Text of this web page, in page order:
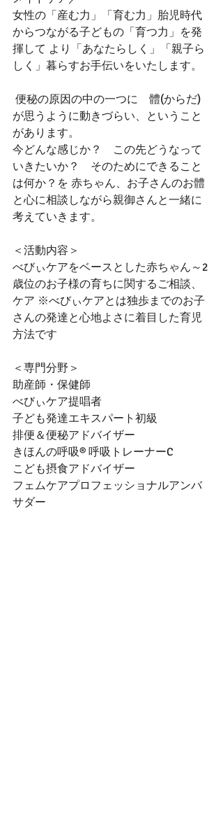
女性の「産む力」「育む力」胎児時代
からつながる子どもの「育つ力」を発
揮して より「あなたらしく」「親子ら
しく」暮らすお手伝いをいたします。
が思うように動きづらい、ということ
があります。
今どんな感じか？　この先どうなって
いきたいか？　そのためにできること
は何か？を 赤ちゃん、お子さんのお體
と心に相談しながら親御さんと一緒に
考えていきます。
＜活動内容＞
べびぃケアをベースとした赤ちゃん～2
歳位のお子様の育ちに関するご相談、
ケア ※べびぃケアとは独歩までのお子
さんの発達と心地よさに着目した育児
方法です
＜専門分野＞
助産師・保健師
べびぃケア提唱者
子ども発達エキスパート初級
排便＆便秘アドバイザー
きほんの呼吸® 呼吸トレーナーC
こども摂食アドバイザー
フェムケアプロフェッショナルアンバ
サダー